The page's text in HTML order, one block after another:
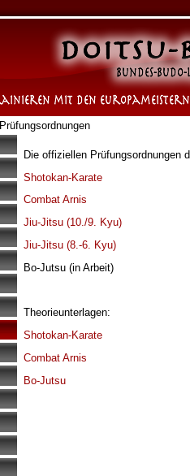
Prüfungsordnungen
Die offiziellen Prüfungsordnungen
Shotokan-Karate
Combat Arnis
Jiu-Jitsu (10./9. Kyu)
Jiu-Jitsu (8.-6. Kyu)
Bo-Jutsu (in Arbeit)
Theorieunterlagen:
Shotokan-Karate
Combat Arnis
Bo-Jutsu